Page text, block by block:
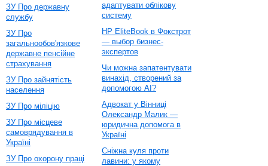
ЗУ Про державну
службу
ЗУ Про
загальнообов'язкове
державне пенсійне
страхування
ЗУ Про зайнятість
населення
ЗУ Про міліцію
ЗУ Про місцеве
самоврядування в
Україні
ЗУ Про охорону праці
адаптувати облікову
систему
HP EliteBook в Фокстрот
— выбор бизнес-
экспертов
Чи можна запатентувати
винахід, створений за
допомогою AI?
Адвокат у Вінниці
Олександр Малик —
юридична допомога в
Україні
Сніжна куля проти
лавини: у якому